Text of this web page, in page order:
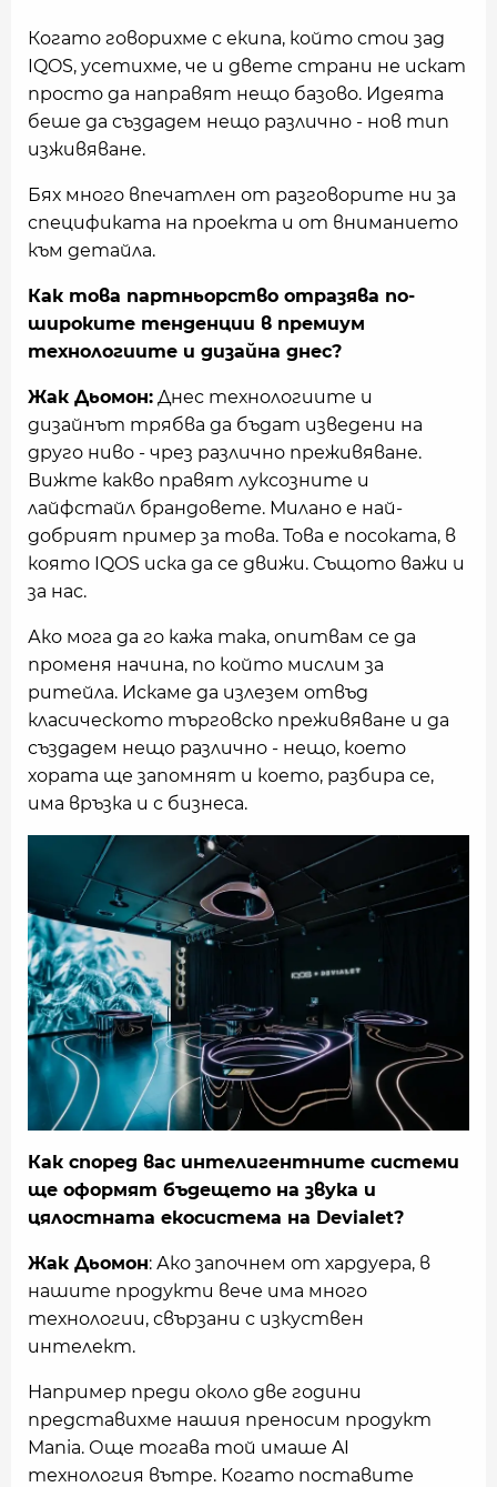
Когато говорихме с екипа, който стои зад
IQOS, усетихме, че и двете страни не искат
просто да направят нещо базово. Идеята
беше да създадем нещо различно - нов тип
изживяване.
Бях много впечатлен от разговорите ни за
спецификата на проекта и от вниманието
към детайла.
Как това партньорство отразява по-
широките тенденции в премиум
технологиите и дизайна днес?
Жак Дьомон: Днес технологиите и
дизайнът трябва да бъдат изведени на
друго ниво - чрез различно преживяване.
Вижте какво правят луксозните и
лайфстайл брандовете. Милано е най-
добрият пример за това. Това е посоката, в
която IQOS иска да се движи. Същото важи и
за нас.
Ако мога да го кажа така, опитвам се да
променя начина, по който мислим за
ритейла. Искаме да излезем отвъд
класическото търговско преживяване и да
създадем нещо различно - нещо, което
хората ще запомнят и което, разбира се,
има връзка и с бизнеса.
Как според вас интелигентните системи
ще оформят бъдещето на звука и
цялостната екосистема на Devialet?
Жак Дьомон: Ако започнем от хардуера, в
нашите продукти вече има много
технологии, свързани с изкуствен
интелект.
Например преди около две години
представихме нашия преносим продукт
Mania. Още тогава той имаше AI
технология вътре. Когато поставите